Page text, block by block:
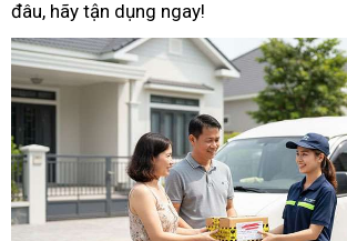
đâu, hãy tận dụng ngay!